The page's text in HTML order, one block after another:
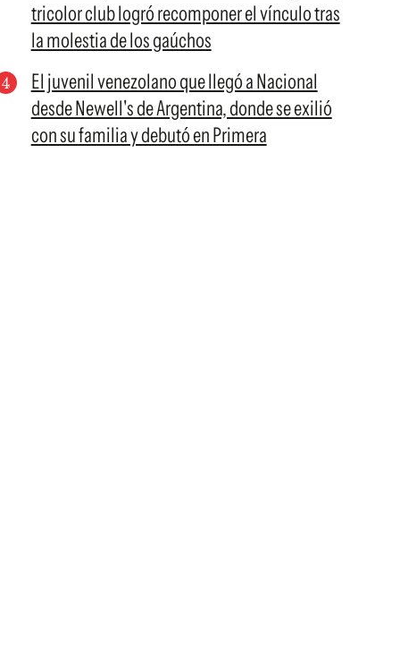
tricolor club logró recomponer el vínculo tras
la molestia de los gaúchos
El juvenil venezolano que llegó a Nacional
desde Newell's de Argentina, donde se exilió
con su familia y debutó en Primera